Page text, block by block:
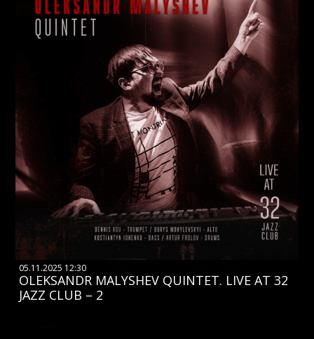
05.11.2025 12:30
OLEKSANDR MALYSHEV QUINTET. LIVE AT 32
JAZZ CLUB – 2